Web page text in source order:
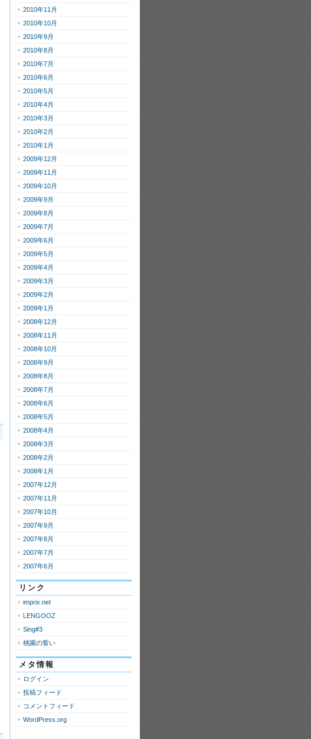
2010年11月
2010年10月
2010年9月
2010年8月
2010年7月
2010年6月
2010年5月
2010年4月
2010年3月
2010年2月
2010年1月
2009年12月
2009年11月
2009年10月
2009年9月
2009年8月
2009年7月
2009年6月
2009年5月
2009年4月
2009年3月
2009年2月
2009年1月
2008年12月
2008年11月
2008年10月
2008年9月
2008年8月
2008年7月
2008年6月
2008年5月
2008年4月
2008年3月
2008年2月
2008年1月
2007年12月
2007年11月
2007年10月
2007年9月
2007年8月
2007年7月
2007年6月
リンク
imprix.net
LENGOOZ
Sing#3
桃園の誓い
メタ情報
ログイン
投稿フィード
コメントフィード
WordPress.org